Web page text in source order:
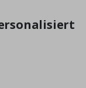
Einkaufswagen